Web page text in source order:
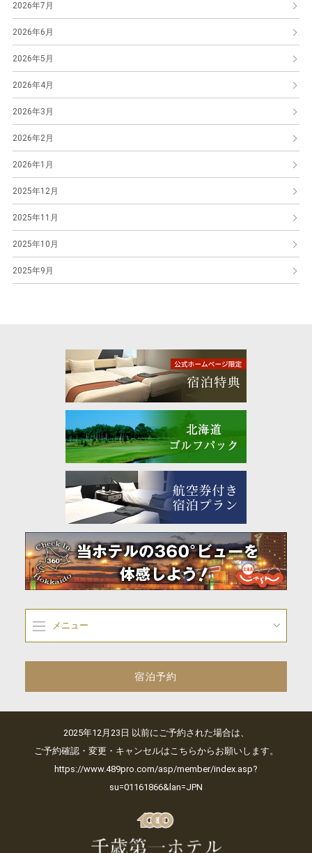
2026年7月
2026年6月
2026年5月
2026年4月
2026年3月
2026年2月
2026年1月
2025年12月
2025年11月
2025年10月
2025年9月
メニュー
宿泊予約
2025年12月23日 以前にご予約された場合は、
ご予約確認・変更・キャンセルはこちらからお願いします。
https://www.489pro.com/asp/member/index.asp?
su=01161866&lan=JPN